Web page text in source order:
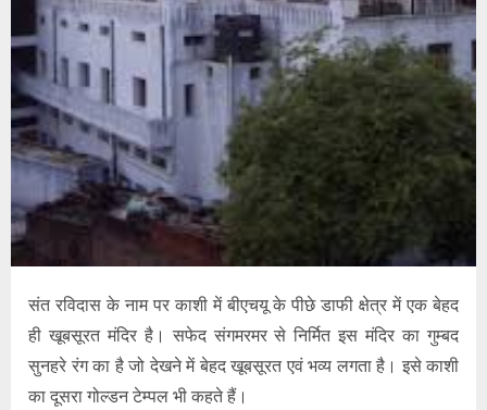
संत रविदास के नाम पर काशी में बीएचयू के पीछे डाफी क्षेत्र में एक बेहद
ही खूबसूरत मंदिर है। सफेद संगमरमर से निर्मित इस मंदिर का गुम्बद
सुनहरे रंग का है जो देखने में बेहद खूबसूरत एवं भव्य लगता है। इसे काशी
का दूसरा गोल्डन टेम्पल भी कहते हैं।